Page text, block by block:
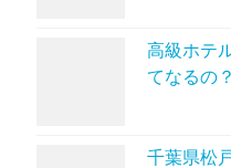
高級ホテ
てなるの
千葉県松